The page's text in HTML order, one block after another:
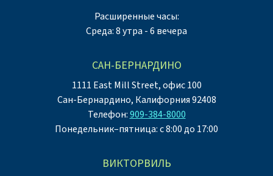
Расширенные часы:
Среда: 8 утра - 6 вечера
САН-БЕРНАРДИНО
1111 East Mill Street, офис 100
Сан-Бернардино, Калифорния 92408
Телефон:909-384-8000
Понедельник–пятница: с 8:00 до 17:00
ВИКТОРВИЛЬ